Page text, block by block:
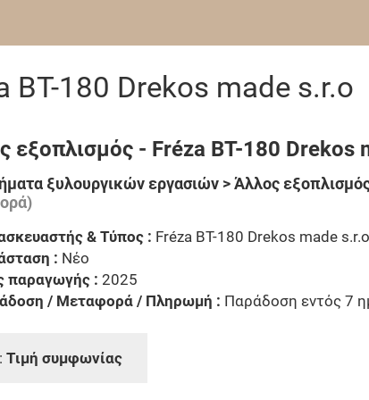
BT-180 Drekos made s.r.o
εξοπλισμός - Fréza BT-180 Drekos
ξυλουργικών εργασιών > Άλλος
& Τύπος : Fréza BT-180 Drekos made s.r.o
: Νέο
παραγωγής : 2025
/ Μεταφορά / Πληρωμή : Παράδοση εντός 7
Τιμή συμφωνίας